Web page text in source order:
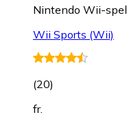
Nintendo Wii-spel
Wii Sports (Wii)
(20)
fr.